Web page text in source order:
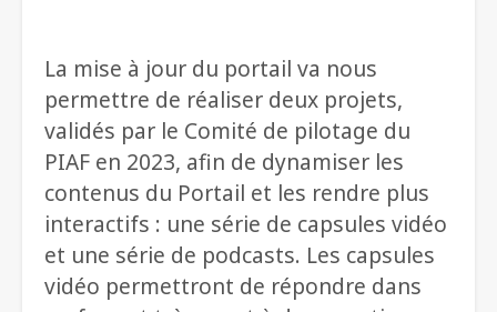
La mise à jour du portail va nous
permettre de réaliser deux projets,
validés par le Comité de pilotage du
PIAF en 2023, afin de dynamiser les
contenus du Portail et les rendre plus
interactifs : une série de capsules vidéo
et une série de podcasts. Les capsules
vidéo permettront de répondre dans